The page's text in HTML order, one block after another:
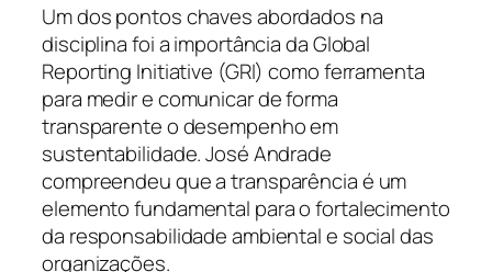
Um dos pontos chaves abordados na
disciplina foi a importância da Global
Reporting Initiative (GRI) como ferramenta
para medir e comunicar de forma
transparente o desempenho em
sustentabilidade. José Andrade
compreendeu que a transparência é um
elemento fundamental para o fortalecimento
da responsabilidade ambiental e social das
organizações.